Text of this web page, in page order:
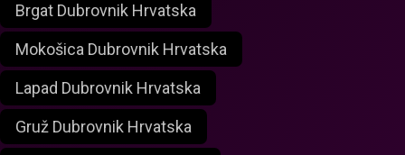
Brgat Dubrovnik Hrvatska
Mokošica Dubrovnik Hrvatska
Lapad Dubrovnik Hrvatska
Gruž Dubrovnik Hrvatska